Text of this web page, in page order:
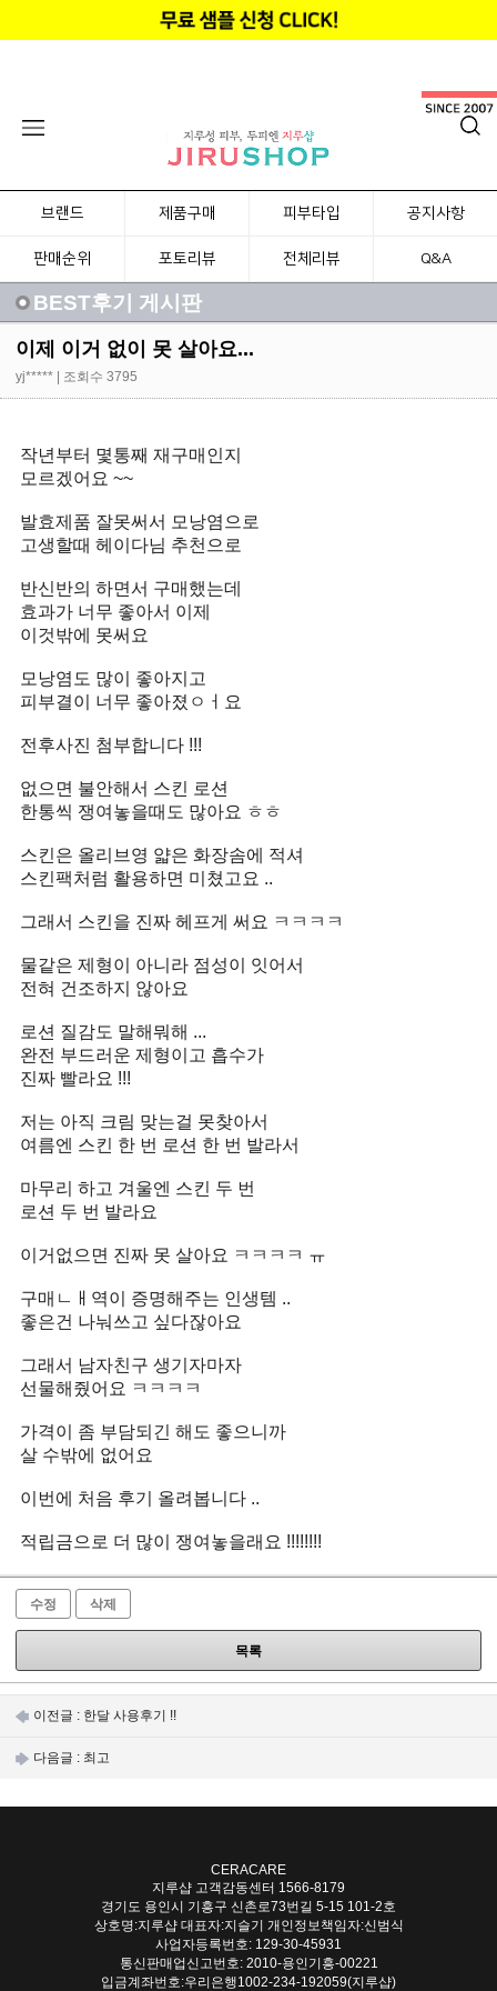
브랜드 제품구매 피부타입 공지사항
판매순위 포토리뷰 전체리뷰 Q&A
BEST후기 게시판
이제 이거 없이 못 살아요...
yj***** | 조회수 3795
작년부터 몇통째 재구매인지
모르겠어요 ~~
발효제품 잘못써서 모낭염으로
고생할때 헤이다님 추천으로
반신반의 하면서 구매했는데
효과가 너무 좋아서 이제
이것밖에 못써요
모낭염도 많이 좋아지고
피부결이 너무 좋아졌ㅇㅓ요
전후사진 첨부합니다 !!!
없으면 불안해서 스킨 로션
한통씩 쟁여놓을때도 많아요 ㅎㅎ
스킨은 올리브영 얇은 화장솜에 적셔
스킨팩처럼 활용하면 미쳤고요 ..
그래서 스킨을 진짜 헤프게 써요 ㅋㅋㅋㅋ
물같은 제형이 아니라 점성이 잇어서
전혀 건조하지 않아요
로션 질감도 말해뭐해 ...
완전 부드러운 제형이고 흡수가
진짜 빨라요 !!!
저는 아직 크림 맞는걸 못찾아서
여름엔 스킨 한 번 로션 한 번 발라서
마무리 하고 겨울엔 스킨 두 번
로션 두 번 발라요
이거없으면 진짜 못 살아요 ㅋㅋㅋㅋ ㅠ
구매ㄴㅐ역이 증명해주는 인생템 ..
좋은건 나눠쓰고 싶다잖아요
그래서 남자친구 생기자마자
선물해줬어요 ㅋㅋㅋㅋ
가격이 좀 부담되긴 해도 좋으니까
살 수밖에 없어요
이번에 처음 후기 올려봅니다 ..
적립금으로 더 많이 쟁여놓을래요 !!!!!!!!
수정 삭제
목록
이전글 : 한달 사용후기 !!
다음글 : 최고
CERACARE
지루샵 고객감동센터 1566-8179
경기도 용인시 기흥구 신촌로73번길 5-15 101-2호
상호명:지루샵 대표자:지슬기 개인정보책임자:신범식
사업자등록번호: 129-30-45931
통신판매업신고번호: 2010-용인기흥-00221
입금계좌번호:우리은행1002-234-192059(지루샵)